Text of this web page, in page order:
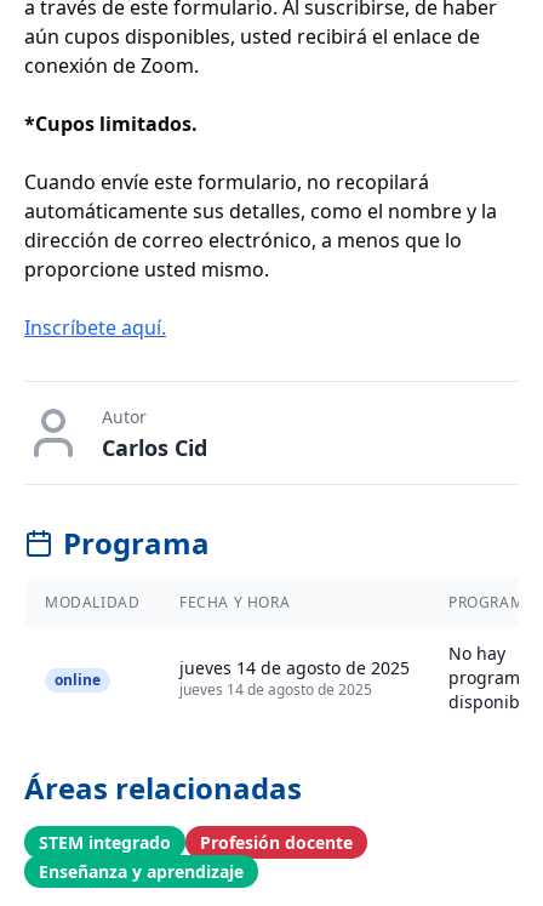
a través de este formulario. Al suscribirse, de haber
aún cupos disponibles, usted recibirá el enlace de
conexión de Zoom.
*Cupos limitados.
Cuando envíe este formulario, no recopilará
automáticamente sus detalles, como el nombre y la
dirección de correo electrónico, a menos que lo
proporcione usted mismo.
Inscríbete aquí.
Autor
Carlos Cid
Programa
MODALIDAD FECHA Y HORA PROGRAMA
online
jueves 14 de agosto de 2025
jueves 14 de agosto de 2025
No hay
programa
disponible
Áreas relacionadas
STEM integrado
Profesión docente
Enseñanza y aprendizaje